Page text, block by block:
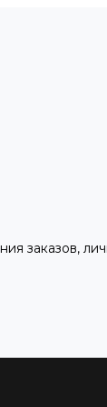
заказов,